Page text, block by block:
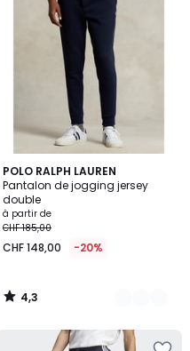
POLO RALPH LAUREN
Pantalon de jogging jersey
double
à partir de
CHF 185,00
CHF 148,00 -20%
4,3
/ 5
3
Couleurs
4,3
/